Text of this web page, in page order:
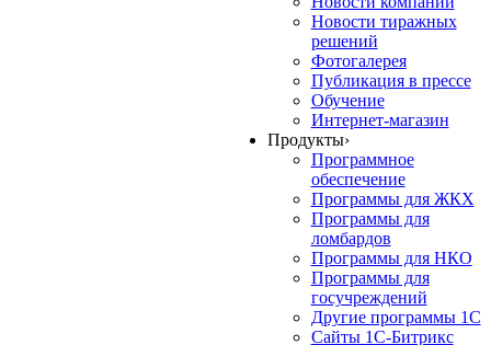
Новости тиражных
решений
Фотогалерея
Публикация в прессе
Обучение
Интернет-магазин
Продукты›
Программное
обеспечение
Программы для ЖКХ
Программы для
ломбардов
Программы для НКО
Программы для
госучреждений
Другие программы 1С
Сайты 1С-Битрикс